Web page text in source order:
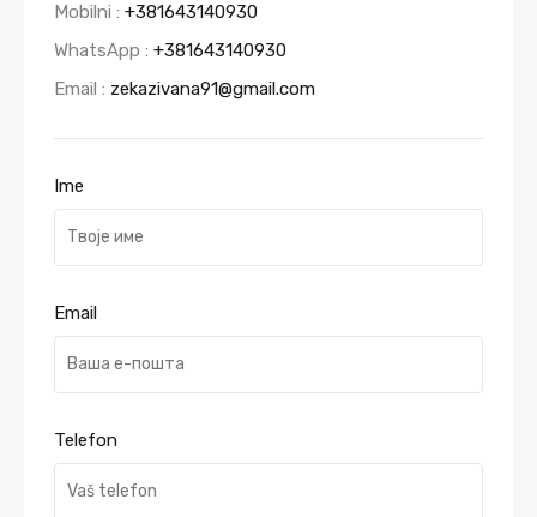
Mobilni : +381643140930
WhatsApp : +381643140930
Email : zekazivana91@gmail.com
Ime
Email
Telefon